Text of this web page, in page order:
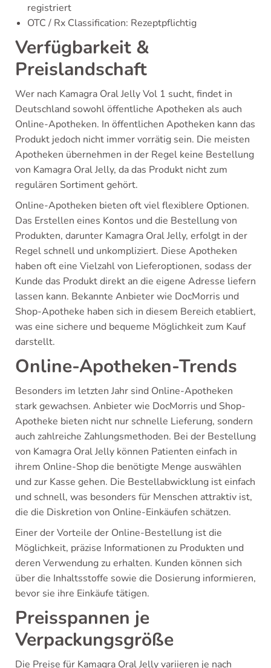
registriert
OTC / Rx Classification: Rezeptpflichtig
Verfügbarkeit &
Preislandschaft
Wer nach Kamagra Oral Jelly Vol 1 sucht, findet in
Deutschland sowohl öffentliche Apotheken als auch
Online-Apotheken. In öffentlichen Apotheken kann das
Produkt jedoch nicht immer vorrätig sein. Die meisten
Apotheken übernehmen in der Regel keine Bestellung
von Kamagra Oral Jelly, da das Produkt nicht zum
regulären Sortiment gehört.
Online-Apotheken bieten oft viel flexiblere Optionen.
Das Erstellen eines Kontos und die Bestellung von
Produkten, darunter Kamagra Oral Jelly, erfolgt in der
Regel schnell und unkompliziert. Diese Apotheken
haben oft eine Vielzahl von Lieferoptionen, sodass der
Kunde das Produkt direkt an die eigene Adresse liefern
lassen kann. Bekannte Anbieter wie DocMorris und
Shop-Apotheke haben sich in diesem Bereich etabliert,
was eine sichere und bequeme Möglichkeit zum Kauf
darstellt.
Online-Apotheken-Trends
Besonders im letzten Jahr sind Online-Apotheken
stark gewachsen. Anbieter wie DocMorris und Shop-
Apotheke bieten nicht nur schnelle Lieferung, sondern
auch zahlreiche Zahlungsmethoden. Bei der Bestellung
von Kamagra Oral Jelly können Patienten einfach in
ihrem Online-Shop die benötigte Menge auswählen
und zur Kasse gehen. Die Bestellabwicklung ist einfach
und schnell, was besonders für Menschen attraktiv ist,
die die Diskretion von Online-Einkäufen schätzen.
Einer der Vorteile der Online-Bestellung ist die
Möglichkeit, präzise Informationen zu Produkten und
deren Verwendung zu erhalten. Kunden können sich
über die Inhaltsstoffe sowie die Dosierung informieren,
bevor sie ihre Einkäufe tätigen.
Preisspannen je
Verpackungsgröße
Die Preise für Kamagra Oral Jelly variieren je nach